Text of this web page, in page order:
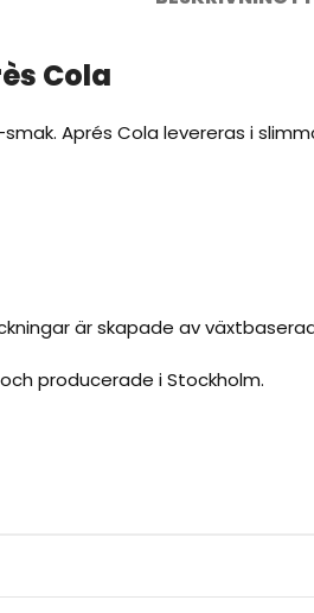
Cola
Aprés Cola levereras i
är skapade av
producerade i Stockholm.